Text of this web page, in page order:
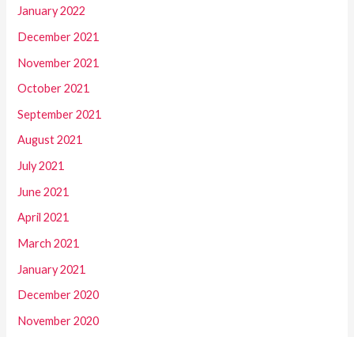
January 2022
December 2021
November 2021
October 2021
September 2021
August 2021
July 2021
June 2021
April 2021
March 2021
January 2021
December 2020
November 2020